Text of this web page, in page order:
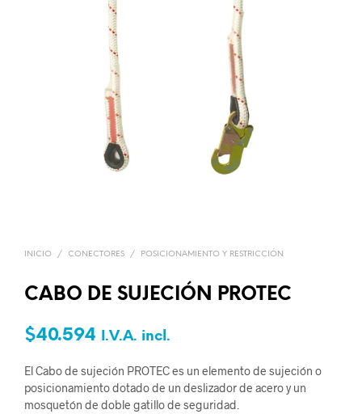
INICIO / CONECTORES / POSICIONAMIENTO Y RESTRICCIÓN
CABO DE SUJECIÓN PROTEC
$40.594 I.V.A. incl.
El Cabo de sujeción PROTEC es un elemento de sujeción o
posicionamiento dotado de un deslizador de acero y un
mosquetón de doble gatillo de seguridad.